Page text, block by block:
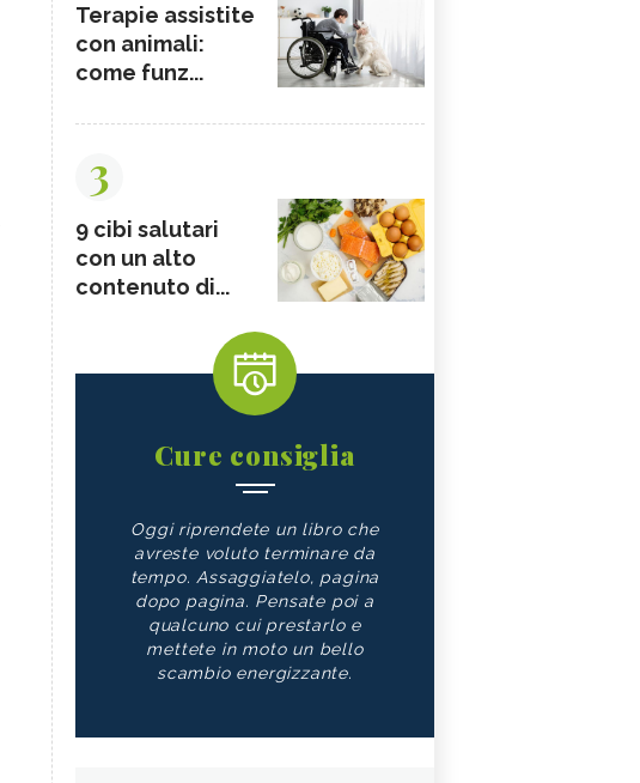
Terapie assistite
con animali:
come funz...
3
9 cibi salutari
con un alto
contenuto di...
Cure consiglia
Oggi riprendete un libro che
avreste voluto terminare da
tempo. Assaggiatelo, pagina
dopo pagina. Pensate poi a
qualcuno cui prestarlo e
mettete in moto un bello
scambio energizzante.